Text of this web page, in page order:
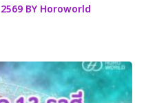
2569 BY Horoworld